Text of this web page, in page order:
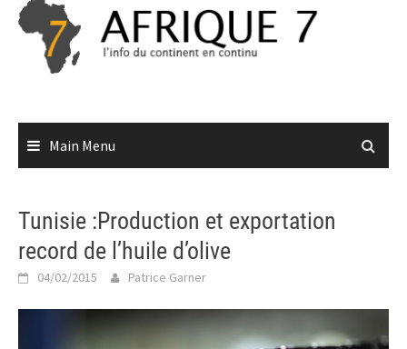
Skip
content
Main Menu
Tunisie :Production et exportation
record de l’huile d’olive
04/02/2015 Patrice Garner